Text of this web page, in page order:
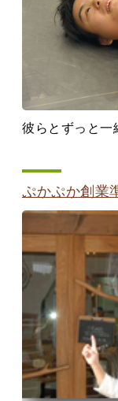
彼らとずっと一
ぷかぷか創業